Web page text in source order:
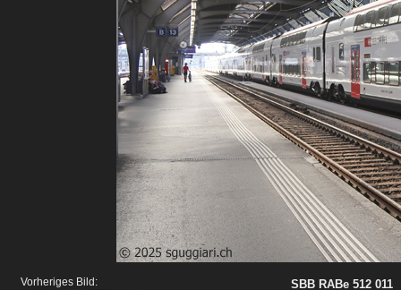
Vorheriges Bild:
SBB RABe 512 011